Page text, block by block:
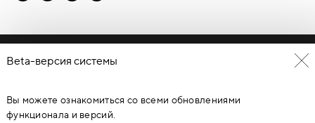
Политика конфиденциальности
© Каталог дверей - DverProf, 2021-2026Материалы сайта
являются объектами авторского права. Запрещается
копирование, распространение, любое использование
Beta-версия системы
Вы можете ознакомиться со всеми обновлениями
функционала и версий.